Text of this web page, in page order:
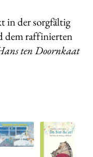
in der sorgfältig
dem raffinierten
ten Doornkaat